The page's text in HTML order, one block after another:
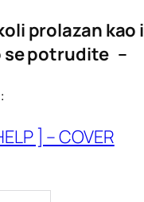
prolazan kao i
se potrudite –
] – COVER